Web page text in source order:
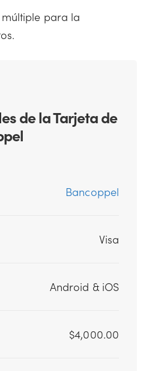
para la
de la Tarjeta de
Bancoppel
Visa
Android & iOS
$4,000.00